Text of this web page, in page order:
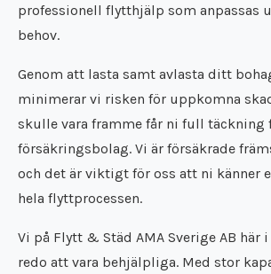
Flyttfirma Töreboda
Flyttfirma Trosa
Flyttfirma Vara
Flyttfirma Västerås
Flyttfirma Vingåker
Städfirma Vingåker
Städfirma Örebro
professionell flytthjälp som anpassas
behov.
Genom att lasta samt avlasta ditt
minimerar vi risken för uppkomna
skulle vara framme får ni full täckning
försäkringsbolag. Vi är försäkrade
och det är viktigt för oss att ni känner
hela flyttprocessen.
Vi på Flytt & Städ AMA Sverige AB här
redo att vara behjälpliga. Med stor